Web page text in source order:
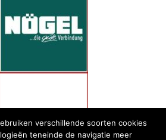
verschillende soorten cookies
teneinde de navigatie meer